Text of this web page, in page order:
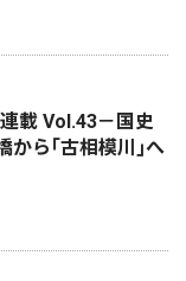
載 Vol.43－国史
から｢古相模川｣へ